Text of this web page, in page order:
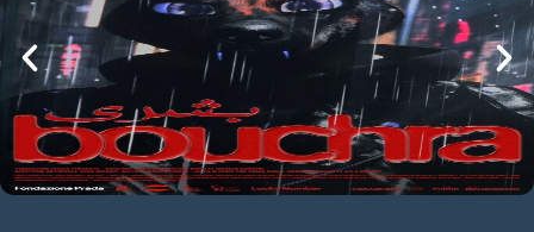
mer 05/08
21h00